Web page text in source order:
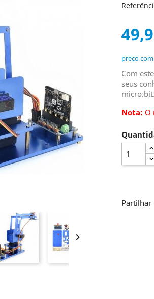

preço
Com
seus
micro:bit.
Nota: O
Partilhar